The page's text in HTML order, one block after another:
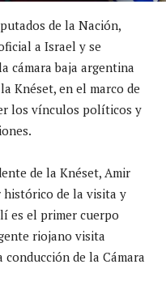
de la Nación,
a Israel y se
cámara baja argentina
Knéset, en el marco de
los vínculos políticos y
de la Knéset, Amir
histórico de la visita y
es el primer cuerpo
riojano visita
de la Cámara